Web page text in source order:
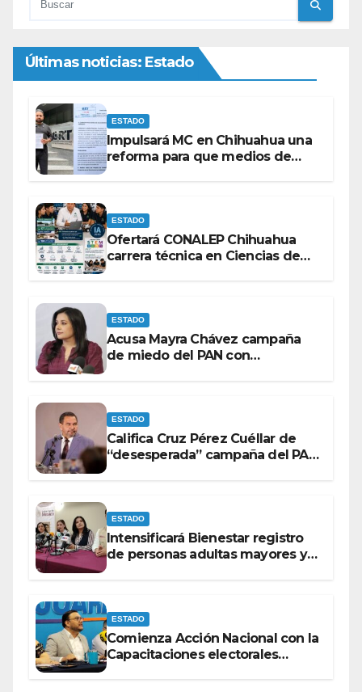
Últimas noticias: Estado
ESTADO
Impulsará MC en Chihuahua una
reforma para que medios de
ESTADO
Ofertará CONALEP Chihuahua
carrera técnica en Ciencias de
ESTADO
Acusa Mayra Chávez campaña
de miedo del PAN con
ESTADO
Califica Cruz Pérez Cuéllar de
“desesperada” campaña del PAN
ESTADO
Intensificará Bienestar registro
de personas adultas mayores y
ESTADO
Comienza Acción Nacional con la
Capacitaciones electorales